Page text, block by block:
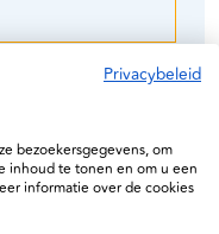
Privacybeleid
bezoekersgegevens, om
inhoud te tonen en om u een
informatie over de cookies